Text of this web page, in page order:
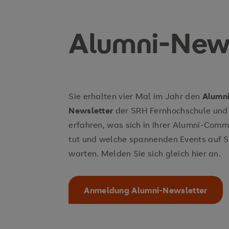
Alumni-
Sie erhalten vier Mal im Jahr den
Newsletter der SRH Fernhochschule und
erfahren, was sich in Ihrer Alumni-
tut und welche spannenden Events auf
warten. Melden Sie sich gleich hier an.
Anmeldung Alumni-Newsletter